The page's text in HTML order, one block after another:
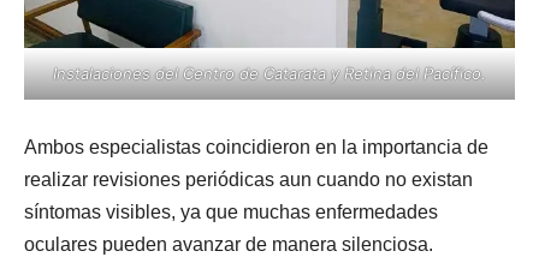
Instalaciones del Centro de Catarata y Retina del Pacífico.
Ambos especialistas coincidieron en la importancia de
realizar revisiones periódicas aun cuando no existan
síntomas visibles, ya que muchas enfermedades
oculares pueden avanzar de manera silenciosa.